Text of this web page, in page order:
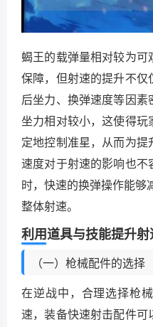
蝎王的载弹量相对较为
保障，但射速的提升不
后坐力、换弹速度等因
坐力相对较小，这使得
定地控制准星，从而为
速度对于射速的影响也
时，快速的换弹操作能够
整体射速。
利用道具与技能提升射
（一）枪械配件的选择
在逆战中，合理选择枪
速，装备快速射击配件可